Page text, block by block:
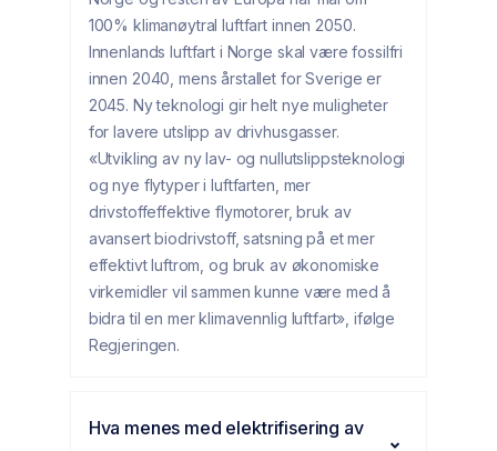
100% klimanøytral luftfart innen 2050.
Innenlands luftfart i Norge skal være fossilfri
innen 2040, mens årstallet for Sverige er
2045. Ny teknologi gir helt nye muligheter
for lavere utslipp av drivhusgasser.
«Utvikling av ny lav- og nullutslippsteknologi
og nye flytyper i luftfarten, mer
drivstoffeffektive flymotorer, bruk av
avansert biodrivstoff, satsning på et mer
effektivt luftrom, og bruk av økonomiske
virkemidler vil sammen kunne være med å
bidra til en mer klimavennlig luftfart», ifølge
Regjeringen.
Hva menes med elektrifisering av